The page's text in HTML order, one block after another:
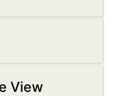
View